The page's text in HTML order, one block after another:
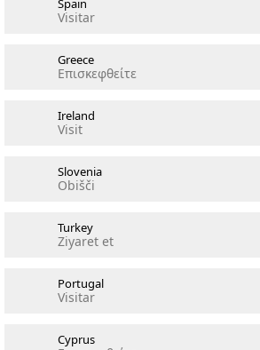
Spain
Visitar
Greece
Επισκεφθείτε
Ireland
Visit
Slovenia
Obišči
Turkey
Ziyaret et
Portugal
Visitar
Cyprus